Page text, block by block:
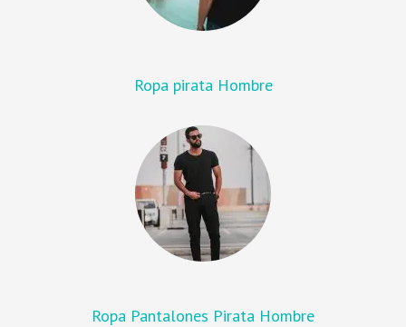
Ropa pirata Hombre
Ropa Pantalones Pirata Hombre